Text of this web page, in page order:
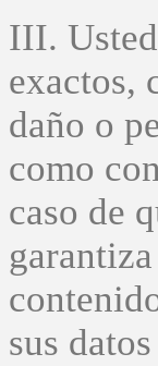
III.
exactos,
daño o
como
caso de
sus